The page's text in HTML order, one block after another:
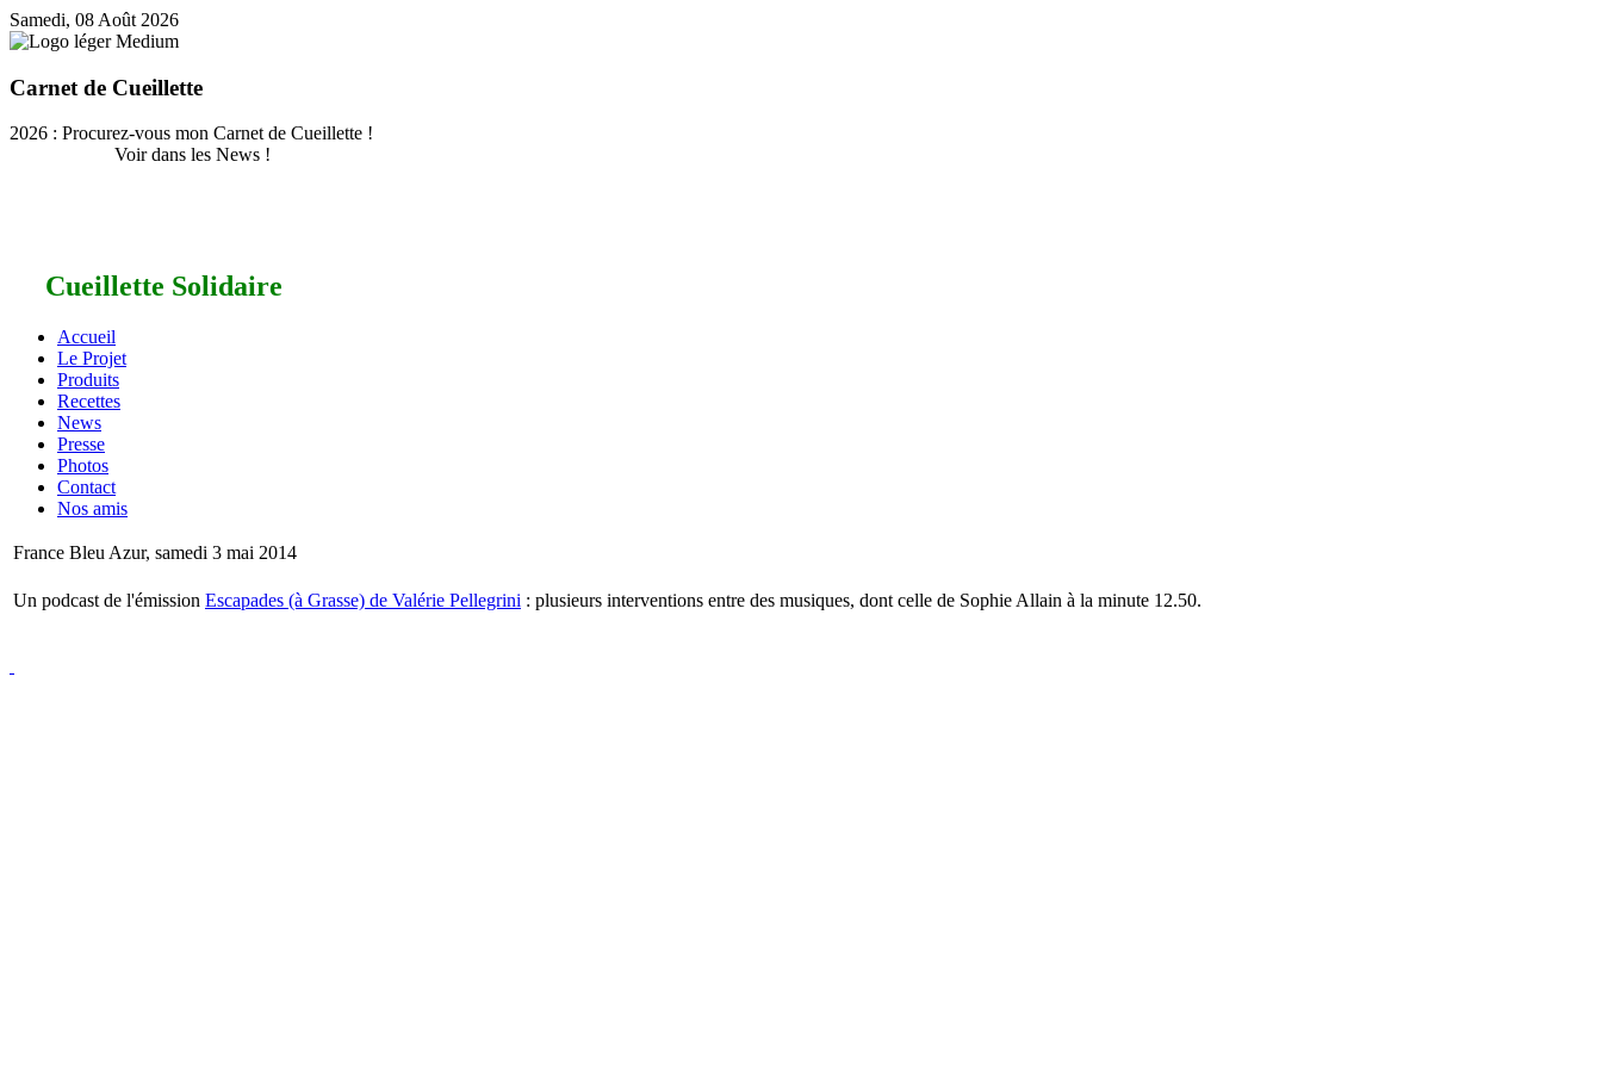
Samedi, 08 Août 2026
Carnet de Cueillette
2026 : Procurez-vous mon Carnet de Cueillette !
Voir dans les News !
Cueillette Solidaire
Accueil
Le Projet
Produits
Recettes
News
Presse
Photos
Contact
Nos amis
France Bleu Azur, samedi 3 mai 2014
Un podcast de l'émission Escapades (à Grasse) de Valérie Pellegrini : plusieurs interventions entre des musiques, dont celle de Sophie Allain à la minute 12.50.